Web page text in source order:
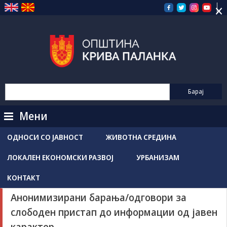
Прескокнете
Мени
ОДНОСИ СО ЈАВНОСТ ЖИВОТНА СРЕДИНА
ЛОКАЛЕН ЕКОНОМСКИ РАЗВОЈ УРБАНИЗАМ
КОНТАКТ
Анонимизирани барања/одговори за
слободен пристап до информации од јавен
×